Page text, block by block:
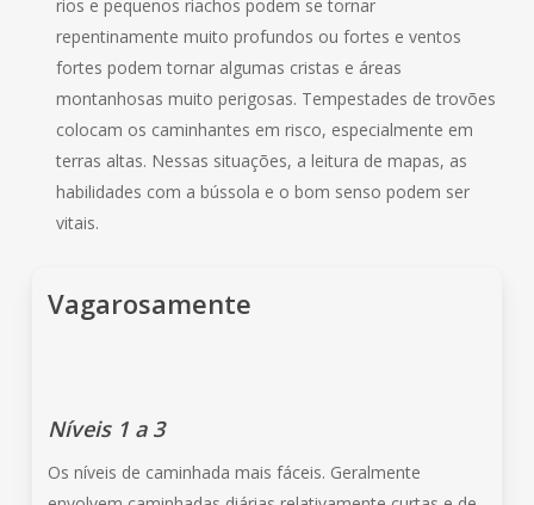
rios e pequenos riachos podem se tornar
repentinamente muito profundos ou fortes e ventos
fortes podem tornar algumas cristas e áreas
montanhosas muito perigosas. Tempestades de trovões
colocam os caminhantes em risco, especialmente em
terras altas. Nessas situações, a leitura de mapas, as
habilidades com a bússola e o bom senso podem ser
vitais.
Vagarosamente
Níveis 1 a 3
Os níveis de caminhada mais fáceis. Geralmente